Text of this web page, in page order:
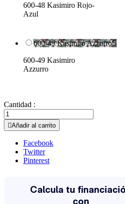
600-48 Kasimiro Rojo-
Azul
600-49 Kasimiro Azzurro
600-49 Kasimiro
Azzurro
Cantidad :
Añadir al carrito
Facebook
Twitter
Pinterest